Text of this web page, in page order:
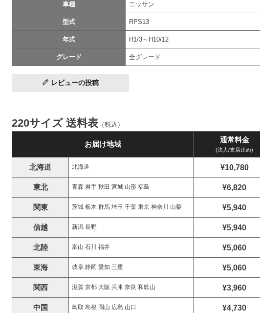
車種 ニッサン
型式 RPS13
年式 H1/3～H10/12
グレード 全グレード
レビューの投稿
220サイズ 送料表 （税込）
お届け地域
通常料金
(法人/支店止め)
北海道 北海道 ¥10,780
東北 青森 岩手 秋田 宮城 山形 福島 ¥6,820
関東 茨城 栃木 群馬 埼玉 千葉 東京 神奈川 山梨 ¥5,940
信越 新潟 長野 ¥5,940
北陸 富山 石川 福井 ¥5,060
東海 岐阜 静岡 愛知 三重 ¥5,060
関西 滋賀 京都 大阪 兵庫 奈良 和歌山 ¥3,960
中国 鳥取 島根 岡山 広島 山口 ¥4,730